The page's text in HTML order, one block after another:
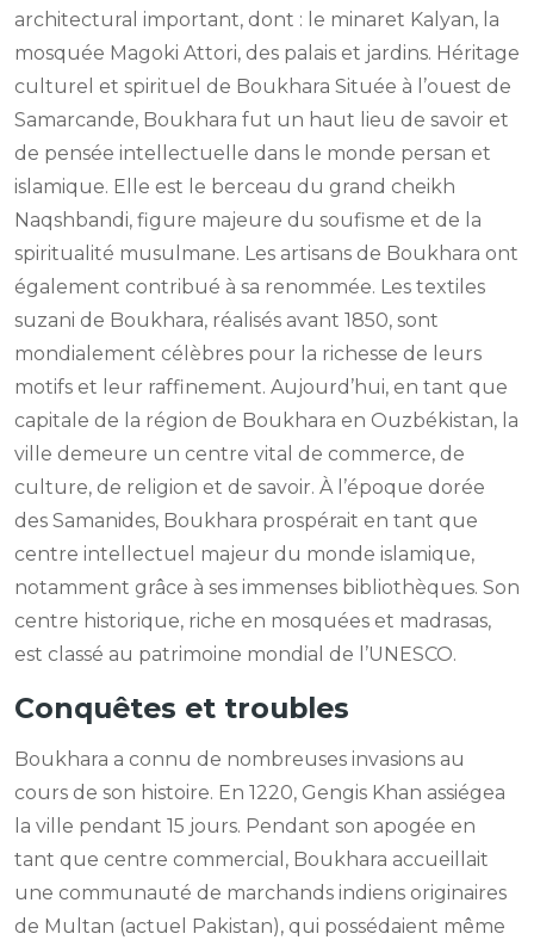
architectural important, dont : le minaret Kalyan, la
mosquée Magoki Attori, des palais et jardins. Héritage
culturel et spirituel de Boukhara Située à l’ouest de
Samarcande, Boukhara fut un haut lieu de savoir et
de pensée intellectuelle dans le monde persan et
islamique. Elle est le berceau du grand cheikh
Naqshbandi, figure majeure du soufisme et de la
spiritualité musulmane. Les artisans de Boukhara ont
également contribué à sa renommée. Les textiles
suzani de Boukhara, réalisés avant 1850, sont
mondialement célèbres pour la richesse de leurs
motifs et leur raffinement. Aujourd’hui, en tant que
capitale de la région de Boukhara en Ouzbékistan, la
ville demeure un centre vital de commerce, de
culture, de religion et de savoir. À l’époque dorée
des Samanides, Boukhara prospérait en tant que
centre intellectuel majeur du monde islamique,
notamment grâce à ses immenses bibliothèques. Son
centre historique, riche en mosquées et madrasas,
est classé au patrimoine mondial de l’UNESCO.
Conquêtes et troubles
Boukhara a connu de nombreuses invasions au
cours de son histoire. En 1220, Gengis Khan assiégea
la ville pendant 15 jours. Pendant son apogée en
tant que centre commercial, Boukhara accueillait
une communauté de marchands indiens originaires
de Multan (actuel Pakistan), qui possédaient même